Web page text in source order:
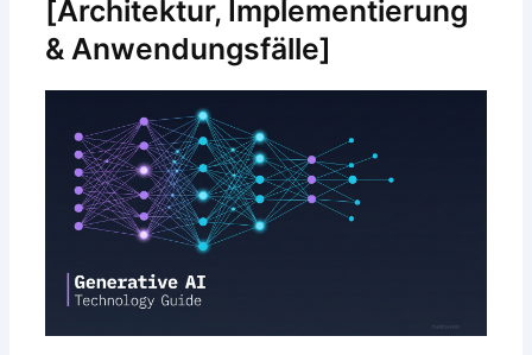
[Architektur, Implementierung
& Anwendungsfälle]